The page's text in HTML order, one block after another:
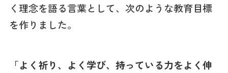
く理念を語る言葉として、次のような教育目標
を作りました。
「よく祈り、よく学び、持っている力をよく伸